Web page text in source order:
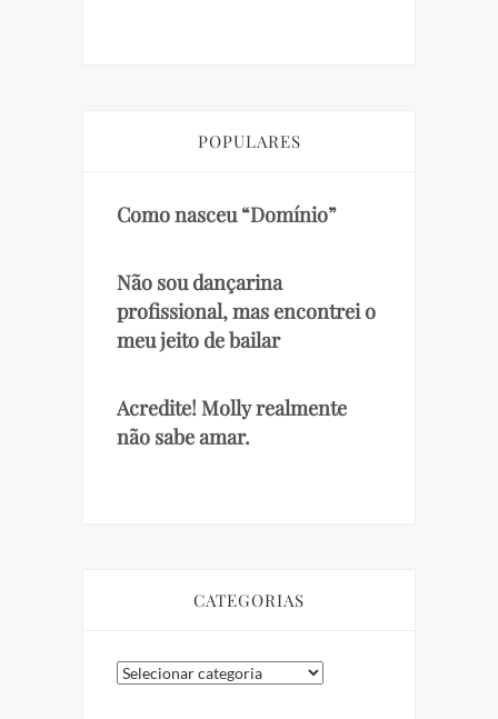
POPULARES
Como nasceu “Domínio”
Não sou dançarina
profissional, mas encontrei o
meu jeito de bailar
Acredite! Molly realmente
não sabe amar.
CATEGORIAS
Categorias